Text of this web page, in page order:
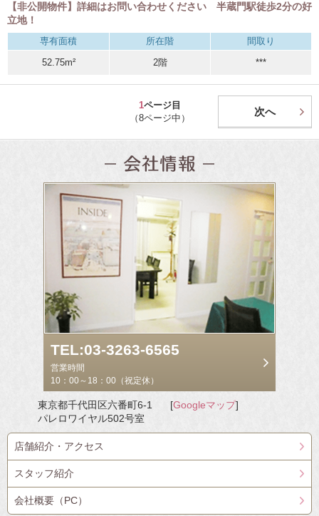
【非公開物件】詳細はお問い合わせください 半蔵門駅徒歩2分の好
立地！
専有面積 所在階
間取り
52.75m²
2階 ***
1ページ目
（8ページ中）
次へ
TEL:03-3263-6565
営業時間
10：00～18：00（祝定休）
東京都千代田区六番町6-1
パレロワイヤル502号室
[Googleマップ]
店舗紹介・アクセス
スタッフ紹介
会社概要（PC）